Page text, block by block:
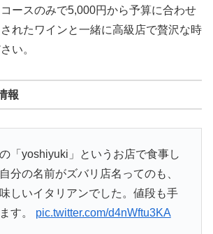
ースのみで5,000円から予算に合わせ
れたワインと一緒に高級店で贅沢な時
い。
報
「yoshiyuki」というお店で食事し
分の名前がズバリ店名ってのも、
しいイタリアンでした。値段も手
す。 pic.twitter.com/d4nWftu3KA